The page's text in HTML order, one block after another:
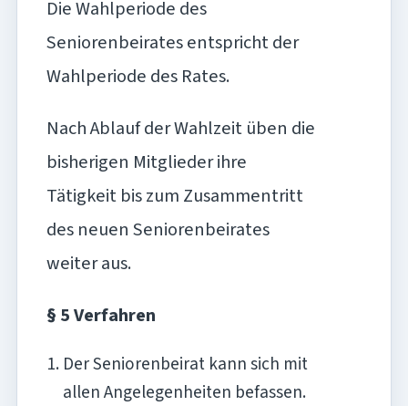
Die Wahlperiode des
Seniorenbeirates entspricht der
Wahlperiode des Rates.
Nach Ablauf der Wahlzeit üben die
bisherigen Mitglieder ihre
Tätigkeit bis zum Zusammentritt
des neuen Seniorenbeirates
weiter aus.
§ 5 Verfahren
Der Seniorenbeirat kann sich mit
allen Angelegenheiten befassen.